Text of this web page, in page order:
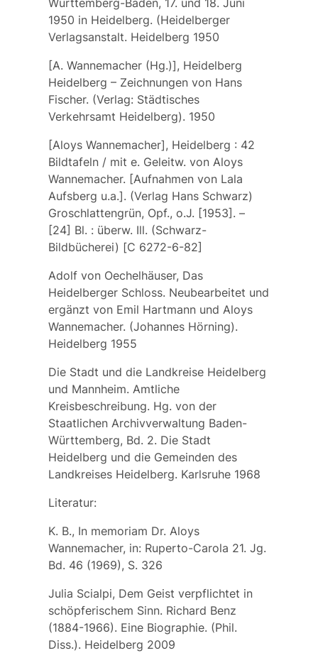
Württemberg-Baden, 17. und 18. Juni
1950 in Heidelberg. (Heidelberger
Verlagsanstalt. Heidelberg 1950
[A. Wannemacher (Hg.)], Heidelberg
Heidelberg – Zeichnungen von Hans
Fischer. (Verlag: Städtisches
Verkehrsamt Heidelberg). 1950
[Aloys Wannemacher], Heidelberg : 42
Bildtafeln / mit e. Geleitw. von Aloys
Wannemacher. [Aufnahmen von Lala
Aufsberg u.a.]. (Verlag Hans Schwarz)
Groschlattengrün, Opf., o.J. [1953]. –
[24] Bl. : überw. Ill. (Schwarz-
Bildbücherei) [C 6272-6-82]
Adolf von Oechelhäuser, Das
Heidelberger Schloss. Neubearbeitet und
ergänzt von Emil Hartmann und Aloys
Wannemacher. (Johannes Hörning).
Heidelberg 1955
Die Stadt und die Landkreise Heidelberg
und Mannheim. Amtliche
Kreisbeschreibung. Hg. von der
Staatlichen Archivverwaltung Baden-
Württemberg, Bd. 2. Die Stadt
Heidelberg und die Gemeinden des
Landkreises Heidelberg. Karlsruhe 1968
Literatur:
K. B., In memoriam Dr. Aloys
Wannemacher, in: Ruperto-Carola 21. Jg.
Bd. 46 (1969), S. 326
Julia Scialpi, Dem Geist verpflichtet in
schöpferischem Sinn. Richard Benz
(1884-1966). Eine Biographie. (Phil.
Diss.). Heidelberg 2009